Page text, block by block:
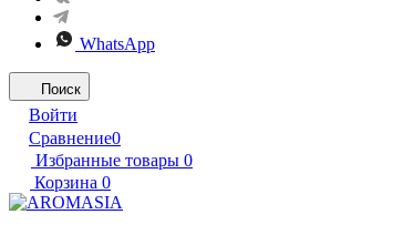
WhatsApp
Поиск
Войти
Сравнение0
Избранные товары 0
Корзина 0